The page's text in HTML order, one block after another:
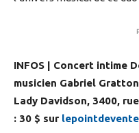
INFOS | Concert intime
musicien Gabriel
Lady Davidson, 3400,
: 30 $ sur